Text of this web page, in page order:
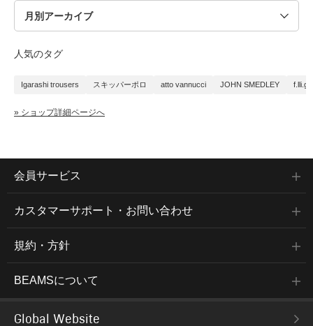
人気のタグ
Igarashi trousers スキッパーポロ atto vannucci JOHN SMEDLEY
» ショップ詳細ページへ
会員サービス
カスタマーサポート・お問い合わせ
規約・方針
BEAMSについて
Global Website